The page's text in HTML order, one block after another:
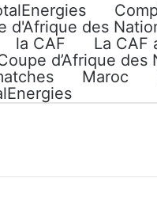
d'Afrique des
la CAF
La CAF
d’Afrique
Maroc